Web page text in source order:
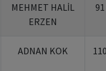
MEHMET HALİL
ERZEN
ADNAN KOK